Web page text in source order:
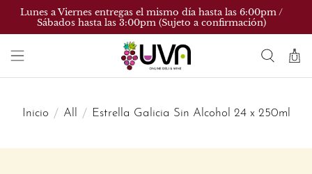
Lunes a Viernes entregas el mismo día hasta las 6:00pm /
Sábados hasta las 3:00pm (Sujeto a confirmación)
Inicio All Estrella Galicia Sin Alcohol 24 x 250ml